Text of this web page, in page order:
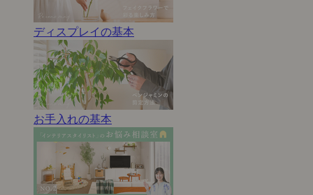
ディスプレイの基本
お手入れの基本